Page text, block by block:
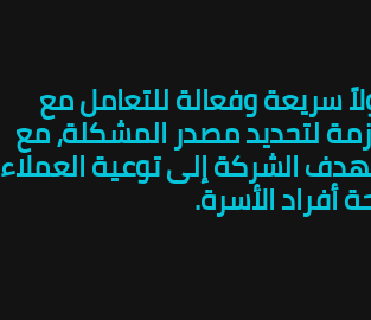
سريعة وفعالة للتعامل مع
لتحديد مصدر المشكلة، مع
الشركة إلى توعية العملاء
الأسرة.